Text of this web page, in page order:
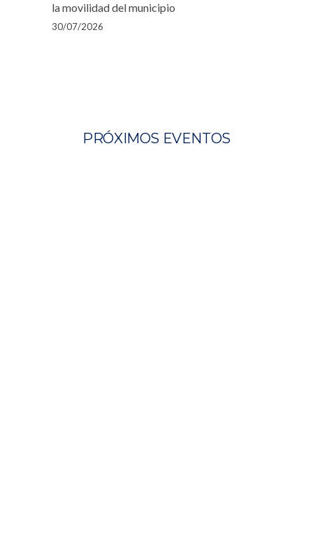
la movilidad del municipio
30/07/2026
PRÓXIMOS EVENTOS